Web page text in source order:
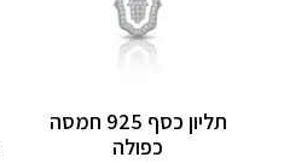
תליון כסף 925 חמסה
כפולה